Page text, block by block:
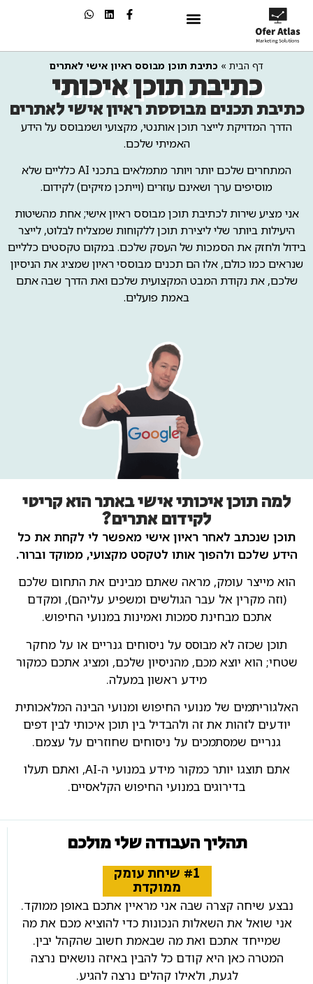
דף הבית » כתיבת תוכן מבוסס ראיון אישי לאתרים
כתיבת תוכן איכותי
כתיבת תכנים מבוססת ראיון אישי לאתרים
הדרך המדויקת לייצר תוכן אותנטי, מקצועי ושמבוסס על הידע
האמיתי שלכם.
המתחרים שלכם יותר ויותר מתמלאים בתכני AI כלליים שלא
מוסיפים ערך ושאינם עוזרים (וייתכן מזיקים) לקידום.
אני מציע שירות לכתיבת תוכן מבוסס ראיון אישי; אחת מהשיטות
היעילות ביותר שלי ליצירת תוכן ללקוחות שמצליח לבלוט, לייצר
בידול ולחזק את הסמכות של העסק שלכם. במקום טקסטים כלליים
שנראים כמו כולם, אלו הם תכנים מבוססי ראיון שמציג את הניסיון
שלכם, את נקודת המבט המקצועית שלכם ואת הדרך שבה אתם
באמת פועלים.
למה תוכן איכותי אישי באתר הוא קריטי
לקידום אתרים?
תוכן שנכתב לאחר ראיון אישי מאפשר לי לקחת את כל
הידע שלכם ולהפוך אותו לטקסט מקצועי, ממוקד וברור.
הוא מייצר עומק, מראה שאתם מבינים את התחום שלכם
(וזה מקרין אל עבר הגולשים ומשפיע עליהם), ומקדם
אתכם מבחינת סמכות ואמינות במנועי החיפוש.
תוכן שכזה לא מבוסס על ניסוחים גנריים או על מחקר
שטחי; הוא יוצא מכם, מהניסיון שלכם, ומציג אתכם כמקור
מידע ראשון במעלה.
האלגוריתמים של מנועי החיפוש ומנועי הבינה המלאכותית
יודעים לזהות את זה ולהבדיל בין תוכן איכותי לבין דפים
גנריים שמסתמכים על ניסוחים שחוזרים על עצמם.
אתם תוצגו יותר כמקור מידע במנועי ה-AI, ואתם תעלו
בדירוגים במנועי החיפוש הקלאסיים.
תהליך העבודה שלי מולכם
#1 שיחת עומק
ממוקדת
נבצע שיחה קצרה שבה אני מראיין אתכם באופן ממוקד.
אני שואל את השאלות הנכונות כדי להוציא מכם את מה
שמייחד אתכם ואת מה שבאמת חשוב שהקהל יבין.
המטרה כאן היא קודם כל להבין באיזה נושאים נרצה
לגעת, ולאילו קהלים נרצה להגיע.